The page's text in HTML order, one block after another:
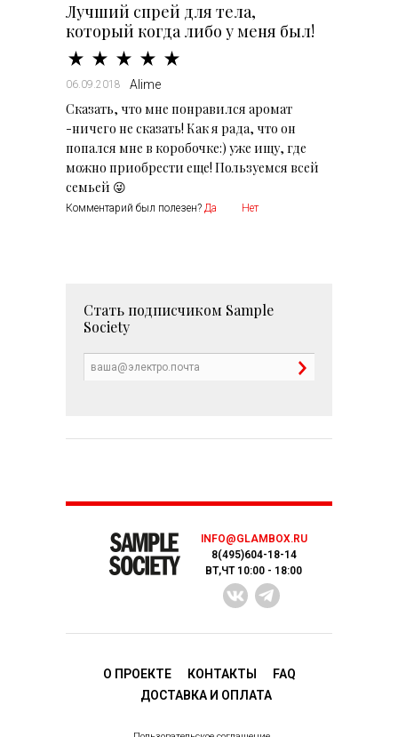
Лучший спрей для тела,
который когда либо у меня был!
06.09.2018 Alime
Сказать, что мне понравился аромат
-ничего не сказать! Как я рада, что он
попался мне в коробочке:) уже ищу, где
можно приобрести еще! Пользуемся всей
семьей 😜
Комментарий был полезен? Да Нет
Стать подписчиком Sample
Society
INFO@GLAMBOX.RU
8(495)604-18-14
ВТ,ЧТ 10:00 - 18:00
О ПРОЕКТЕ КОНТАКТЫ
FAQ
ДОСТАВКA И ОПЛАТА